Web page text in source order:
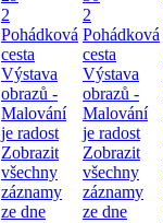
2
Pohádková
cesta
Výstava
obrazů -
Malování
je radost
Zobrazit
všechny
záznamy
ze dne
2
Pohádková
cesta
Výstava
obrazů -
Malování
je radost
Zobrazit
všechny
záznamy
ze dne